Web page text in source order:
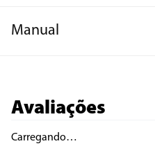
Manual
Avaliações
Carregando…